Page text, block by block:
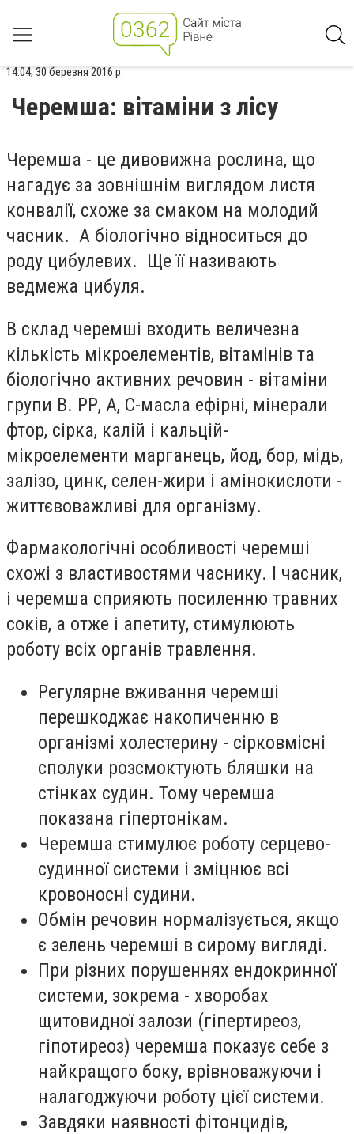
14:04, 30 березня 2016 р.
Черемша: вітаміни з лісу
Черемша - це дивовижна рослина, що
нагадує за зовнішнім виглядом листя
конвалії, схоже за смаком на молодий
часник. А біологічно відноситься до
роду цибулевих. Ще її називають
ведмежа цибуля.
В склад черемші входить величезна
кількість мікроелементів, вітамінів та
біологічно активних речовин - вітаміни
групи В. РР, А, С-масла ефірні, мінерали
фтор, сірка, калій і кальцій-
мікроелементи марганець, йод, бор, мідь,
залізо, цинк, селен-жири і амінокислоти -
життєвоважливі для організму.
Фармакологічні особливості черемші
схожі з властивостями часнику. І часник,
і черемша сприяють посиленню травних
соків, а отже і апетиту, стимулюють
роботу всіх органів травлення.
Регулярне вживання черемші
перешкоджає накопиченню в
організмі холестерину - сірковмісні
сполуки розсмоктують бляшки на
стінках судин. Тому черемша
показана гіпертонікам.
Черемша стимулює роботу серцево-
судинної системи і зміцнює всі
кровоносні судини.
Обмін речовин нормалізується, якщо
є зелень черемші в сирому вигляді.
При різних порушеннях ендокринної
системи, зокрема - хворобах
щитовидної залози (гіпертиреоз,
гіпотиреоз) черемша показує себе з
найкращого боку, врівноважуючи і
налагоджуючи роботу цієї системи.
Завдяки наявності фітонцидів,